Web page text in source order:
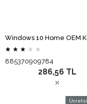
★ ★ ★ ★ ★
885370909784
286,56 TL